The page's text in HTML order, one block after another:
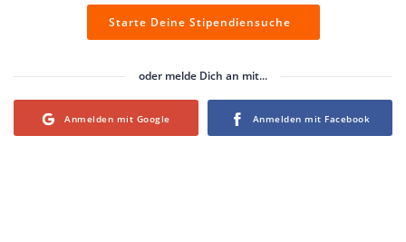
Starte Deine Stipendiensuche
oder melde Dich an mit...
Login with Google Login with Facebook